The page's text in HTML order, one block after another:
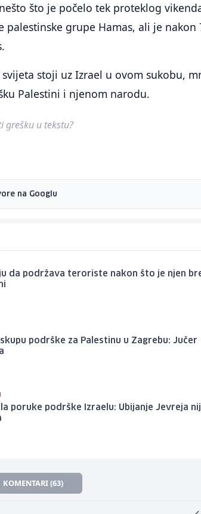
što je počelo tek proteklog
grupe Hamas, ali je nakon
stoji uz Izrael u ovom sukobu,
Palestini i njenom narodu.
grešku u tekstu?
na Googlu
da podržava teroriste nakon što je njen
podrške za Palestinu u Zagrebu: Jučer
poruke podrške Izraelu: Ubijanje Jevreja
KOMENTARI (63)